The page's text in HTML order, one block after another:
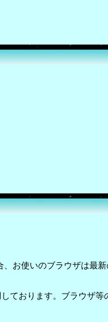
、お使いのブラウザは最
ております。ブラウザ